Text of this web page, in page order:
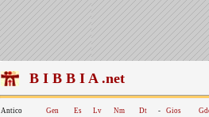
B I B B I A .net
Antico Gen Es Lv Nm Dt - Gios